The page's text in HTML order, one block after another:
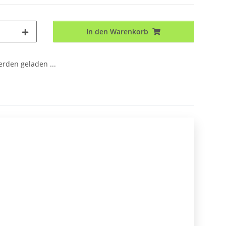
In den Warenkorb
geladen ...